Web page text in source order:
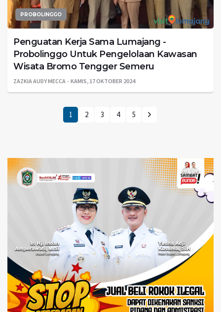
PROBOLINGGO
Penguatan Kerja Sama Lumajang -
Probolinggo Untuk Pengelolaan Kawasan
Wisata Bromo Tengger Semeru
ZAZKIA AUDY MECCA KAMIS, 17 OKTOBER 2024
1 2 3 4 5